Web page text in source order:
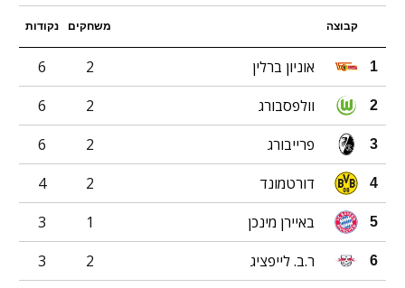
קבוצה משחקים נקודות
1 אוניון ברלין 2
6
2 וולפסבורג 2
6
3 פרייבורג 2
6
4 דורטמונד 2
4
5 באיירן מינכן 1
3
6 ר.ב. לייפציג 2
3